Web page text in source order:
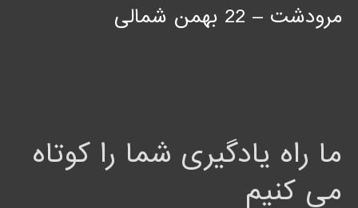
مرودشت – 22 بهمن شمالی
ما راه یادگیری شما را کوتاه
می کنیم